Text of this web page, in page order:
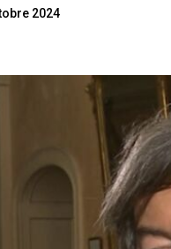
2024